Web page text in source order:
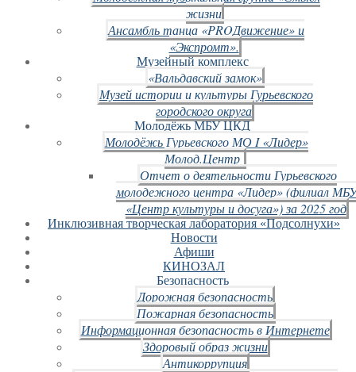
жизни
Ансамбль танца «PROДвижение» и
«Экспромт».
Музейный комплекс
«Вальдавский замок»
Музей истории и культуры Гурьевского
городского округа
Молодёжь МБУ ЦКД
Молодёжь Гурьевского МО I «Лидер»
Молод.Центр
Отчет о деятельности Гурьевского
молодежного центра «Лидер» (филиал
«Центр культуры и досуга») за 2025 год
Инклюзивная творческая лаборатория «Подсолнухи»
Новости
Афиши
КИНОЗАЛ
Безопасность
Дорожная безопасность
Пожарная безопасность
Информационная безопасность в Интернете
Здоровый образ жизни
Антикоррупция